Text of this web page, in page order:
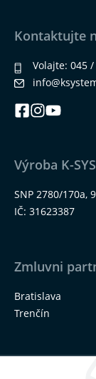
Kontaktujte
Volajte: 045 /
Výroba K-
SNP 2780/170a,
IČ: 31623387
Zmluvni
Bratislava
Trenčín
Na našich stránkach